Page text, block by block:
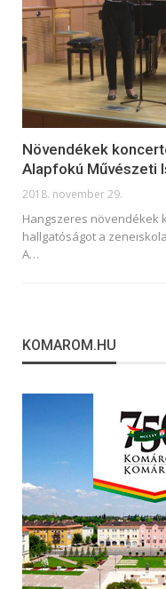
Növendékek
Alapfokú Művészeti
2018. november 29.
Hangszeres növendékek
hallgatóságot a
A…
KOMAROM.HU